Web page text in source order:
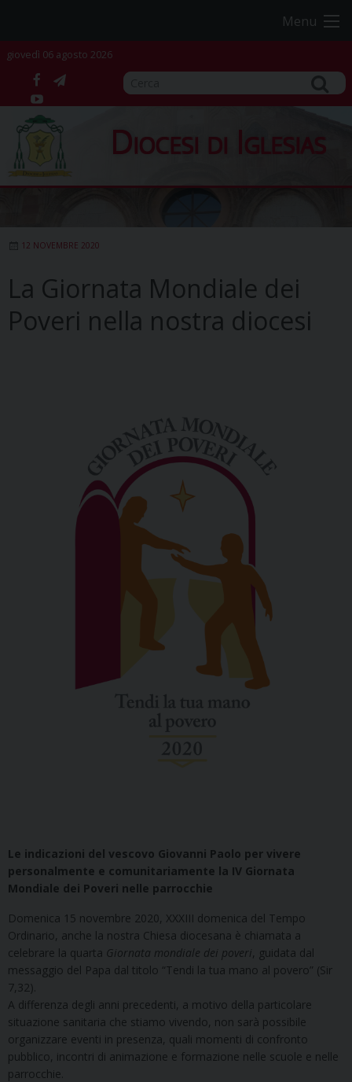
content
Menu
giovedì 06 agosto 2026
facebook
telegram
YouTube
Diocesi di Iglesias
12 NOVEMBRE 2020
La Giornata Mondiale dei
Poveri nella nostra diocesi
Le indicazioni del vescovo Giovanni Paolo per vivere
personalmente e comunitariamente la IV Giornata
Mondiale dei Poveri nelle parrocchie
Domenica 15 novembre 2020, XXXIII domenica del Tempo
Ordinario, anche la nostra Chiesa diocesana è chiamata a
celebrare la quarta Giornata mondiale dei poveri, guidata dal
messaggio del Papa dal titolo “Tendi la tua mano al povero” (Sir
7,32).
A differenza degli anni precedenti, a motivo della particolare
situazione sanitaria che stiamo vivendo, non sarà possibile
organizzare eventi in presenza, quali momenti di confronto
pubblico, incontri di animazione e formazione nelle scuole e nelle
parrocchie.